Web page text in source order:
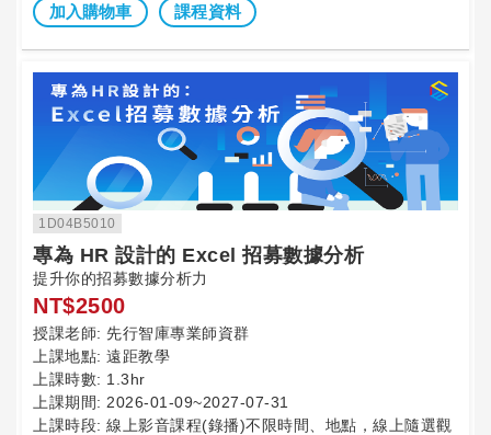
加入購物車 課程資料
1D04B5010
專為 HR 設計的 Excel 招募數據分析
提升你的招募數據分析力
NT$2500
授課老師: 先行智庫專業師資群
上課地點: 遠距教學
上課時數: 1.3hr
上課期間: 2026-01-09~2027-07-31
上課時段: 線上影音課程(錄播)不限時間、地點，線上隨選觀